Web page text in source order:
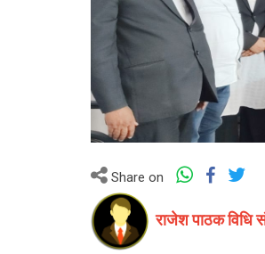
Share on
राजेश पाठक विधि